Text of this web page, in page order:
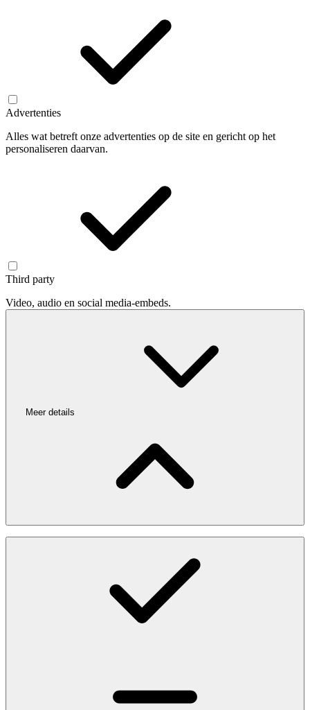
Advertenties
Alles wat betreft onze advertenties op de site en gericht op het
personaliseren daarvan.
Third party
Video, audio en social media-embeds.
Meer details